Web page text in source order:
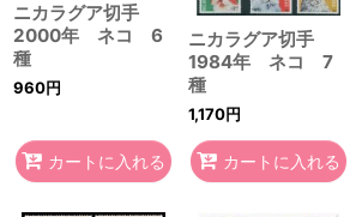
ニカラグア切手
2000年 ネコ 6
種
960円
カートに入れる
ニカラグア切手
1984年 ネコ 7
種
1,170円
カートに入れる